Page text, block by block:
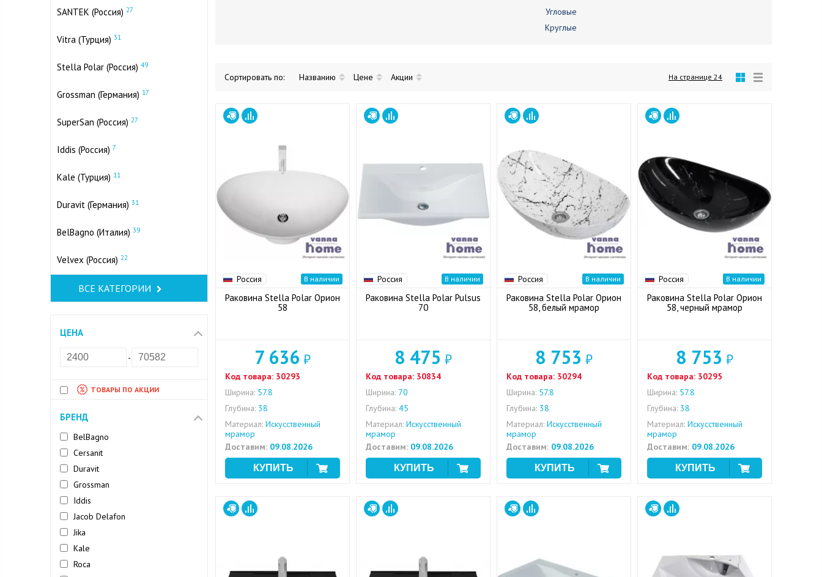
SANTEK (Россия) 27
Vitra (Турция) 31
Stella Polar (Россия) 49
Grossman (Германия) 17
SuperSan (Россия) 27
Iddis (Россия) 7
Kale (Турция) 11
Duravit (Германия) 31
BelBagno (Италия) 39
Velvex (Россия) 22
ВСЕ КАТЕГОРИИ
ЦЕНА
-
ТОВАРЫ ПО АКЦИИ
БРЕНД
BelBagno
Cersanit
Duravit
Grossman
Iddis
Jacob Delafon
Jika
Kale
Roca
Угловые
Круглые
Сортировать по: Названию Цене Акции На странице 24
Россия В наличии
Раковина Stella Polar Орион
58
7 636 ₽
Код товара: 30293
Ширина: 57.8
Глубина: 38
Материал: Искусственный
мрамор
Доставим: 09.08.2026
Россия В наличии
Раковина Stella Polar Pulsus
70
8 475 ₽
Код товара: 30834
Ширина: 70
Глубина: 45
Материал: Искусственный
мрамор
Доставим: 09.08.2026
Россия В наличии
Раковина Stella Polar Орион
58, белый мрамор
8 753 ₽
Код товара: 30294
Ширина: 57.8
Глубина: 38
Материал: Искусственный
мрамор
Доставим: 09.08.2026
Россия В наличии
Раковина Stella Polar Орион
58, черный мрамор
8 753 ₽
Код товара: 30295
Ширина: 57.8
Глубина: 38
Материал: Искусственный
мрамор
Доставим: 09.08.2026